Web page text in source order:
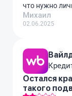
что нужно
Михаил
02.06.2025
Остался
такого